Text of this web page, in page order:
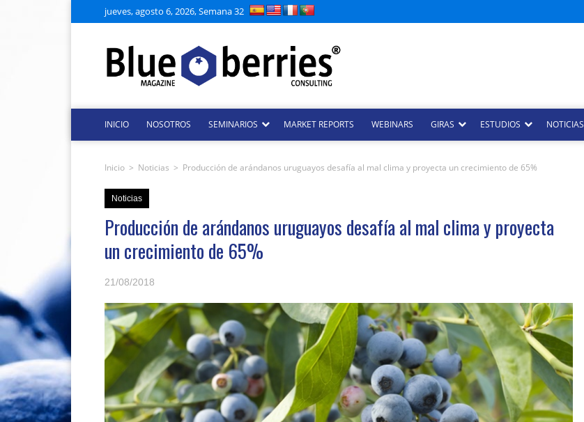
jueves, agosto 6, 2026, Semana 32
INICIO NOSOTROS SEMINARIOS MARKET REPORTS WEBINARS GIRAS ESTUDIOS NOTICIAS
Inicio > Noticias > Producción de arándanos uruguayos desafía al mal clima y proyecta un crecimiento de 65%
Noticias
Producción de arándanos uruguayos desafía al mal clima y proyecta
un crecimiento de 65%
21/08/2018